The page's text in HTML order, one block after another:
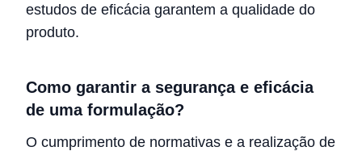
estudos de eficácia garantem a qualidade do
produto.
Como garantir a segurança e eficácia
de uma formulação?
O cumprimento de normativas e a realização de